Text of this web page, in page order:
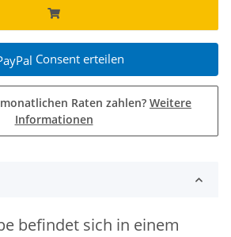
Consent erteilen
Raten zahlen? Weitere
Informationen
befindet sich in einem